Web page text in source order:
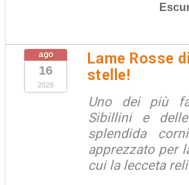
ago
16
2026
Lame Rosse
stelle!
Uno dei più
Sibillini e
splendida
apprezzato per
cui la lecceta